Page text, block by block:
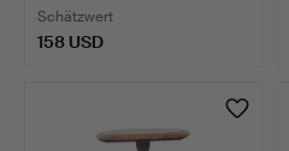
Schätzwert
158 USD